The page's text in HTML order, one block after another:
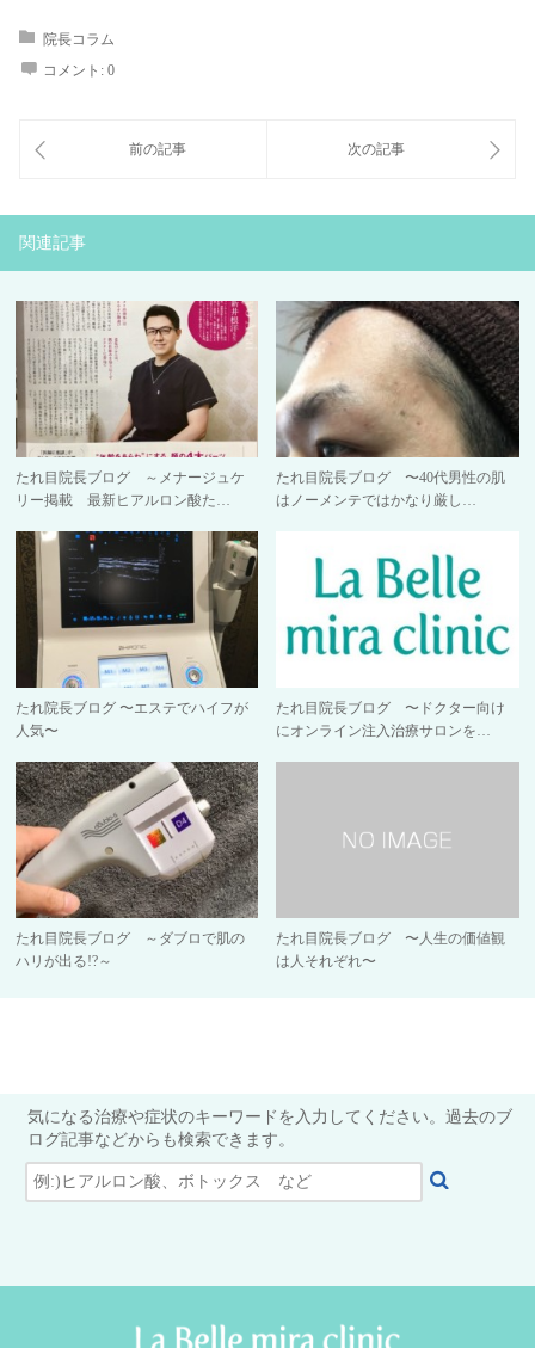
院長コラム
コメント: 0
関連記事
たれ目院長ブログ ～メナージュケ
リー掲載 最新ヒアルロン酸た…
たれ目院長ブログ 〜40代男性の肌
はノーメンテではかなり厳し…
たれ院長ブログ 〜エステでハイフが
人気〜
たれ目院長ブログ 〜ドクター向け
にオンライン注入治療サロンを…
たれ目院長ブログ ～ダブロで肌の
ハリが出る!?～
たれ目院長ブログ 〜人生の価値観
は人それぞれ〜
気になる治療や症状のキーワードを入力してください。過去のブ
ログ記事などからも検索できます。